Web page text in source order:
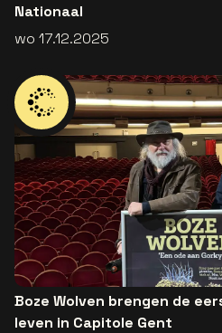
Nationaal
wo 17.12.2025
Boze Wolven brengen de
leven in Capitole Gent